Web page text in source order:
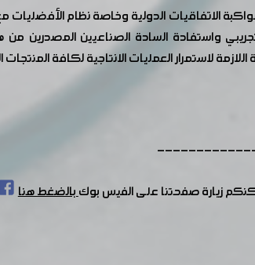
واستفادة السادة الصناعيين المصدرين
لاستمرار العمليات الانتاجية لكافة المنتجات
زيارة صفحتنا على الفيس بوكبالضغط هنا